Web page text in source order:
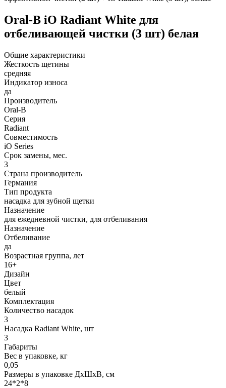
Oral-B iO Radiant White для
отбеливающей чистки (3 шт) белая
Общие характеристики
Жесткость щетины
средняя
Индикатор износа
да
Производитель
Oral-B
Серия
Radiant
Совместимость
iO Series
Срок замены, мес.
3
Страна производитель
Германия
Тип продукта
насадка для зубной щетки
Назначение
для ежедневной чистки, для отбеливания
Назначение
Отбеливание
да
Возрастная группа, лет
16+
Дизайн
Цвет
белый
Комплектация
Количество насадок
3
Насадка Radiant White, шт
3
Габариты
Вес в упаковке, кг
0,05
Размеры в упаковке ДxШxВ, см
24*2*8